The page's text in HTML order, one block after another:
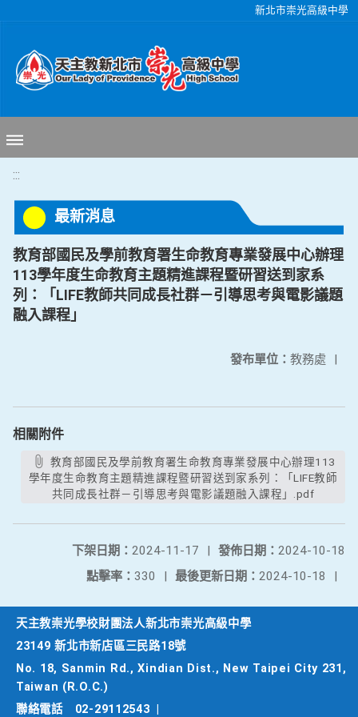
新北市崇光高級中學
:::
最新消息
教育部國民及學前教育署生命教育專業發展中心辦理
113學年度生命教育主題精進課程暨研習送到家系
列：「LIFE教師共同成長社群－引導思考與電影議題
融入課程」
發布單位： 教務處 |
相關附件
學年度生命教育主題精進課程暨研習送到家系列：「LIFE教師
共同成長社群－引導思考與電影議題融入課程」.pdf
發佈日期： 2024-10-18
下架日期： 2024-11-17
|
最後更新日期： 2024-10-18 |
點擊率： 330 |
天主教崇光學校財團法人新北市崇光高級中學
23149 新北市新店區三民路18號
No. 18, Sanmin Rd., Xindian Dist., New Taipei City 231,
Taiwan (R.O.C.)
聯絡電話
02-29112543